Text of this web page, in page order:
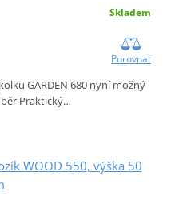
Skladem
Porovnat
GARDEN 680 nyní možný
Praktický…
WOOD 550, výška 50